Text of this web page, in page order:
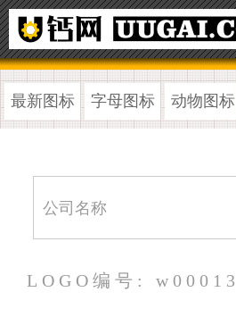
最新图标 字母图标 动物图标
LOGO编号: w00013